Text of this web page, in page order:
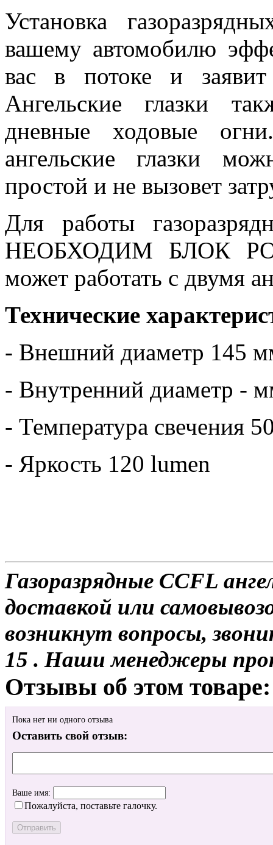
Установка
вашему автомобилю
вас в потоке и
Ангельские глазки
дневные ходовые
ангельские глазки
простой и не вызовет
Для работы
НЕОБХОДИМ БЛОК
может работать с двумя
Технические
- Внешний диаметр 145
- Внутренний диаметр -
- Температура свечения
- Яркость 120 lumen
Газоразрядные CCFL
доставкой или
возникнут вопросы,
15 . Наши менеджеры
Отзывы об этом товаре:
Пока нет ни одного отзыва
Оставить свой отзыв:
Ваше имя:
Пожалуйста, поставьте галочку.